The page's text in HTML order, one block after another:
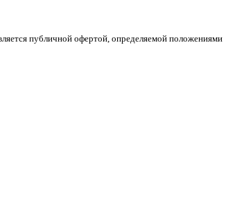
публичной офертой, определяемой положениями